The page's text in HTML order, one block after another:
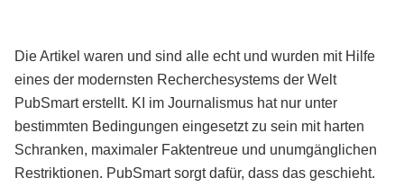
Die Artikel waren und sind alle echt und wurden mit Hilfe
eines der modernsten Recherchesystems der Welt
PubSmart erstellt. KI im Journalismus hat nur unter
bestimmten Bedingungen eingesetzt zu sein mit harten
Schranken, maximaler Faktentreue und unumgänglichen
Restriktionen. PubSmart sorgt dafür, dass das geschieht.